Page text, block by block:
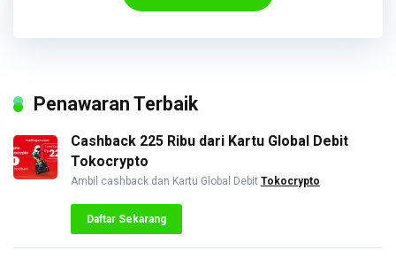
Penawaran Terbaik
Cashback 225 Ribu dari Kartu Global Debit
Tokocrypto
Ambil cashback dan Kartu Global Debit Tokocrypto
Daftar Sekarang